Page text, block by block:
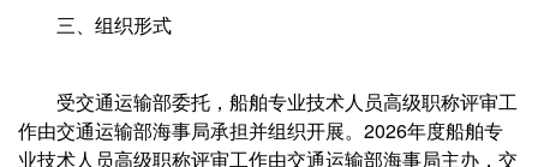
三、组织形式
受交通运输部委托，船舶专业技术人员高级职称评审工
作由交通运输部海事局承担并组织开展。2026年度船舶专
业技术人员高级职称评审工作由交通运输部海事局主办，交